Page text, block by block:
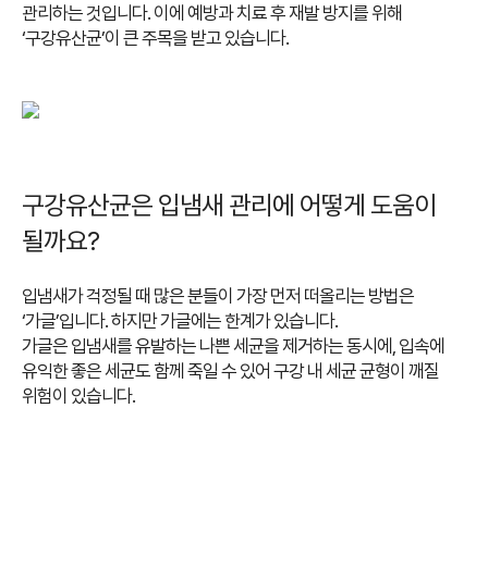
관리하는 것입니다. 이에 예방과 치료 후 재발 방지를 위해
‘구강유산균’이 큰 주목을 받고 있습니다.
구강유산균은 입냄새 관리에 어떻게 도움이
될까요?
입냄새가 걱정될 때 많은 분들이 가장 먼저 떠올리는 방법은
‘가글’입니다.하지만 가글에는 한계가 있습니다.
가글은 입냄새를 유발하는 나쁜 세균을 제거하는 동시에, 입속에
유익한 좋은 세균도 함께 죽일 수 있어 구강 내 세균 균형이 깨질
위험이 있습니다.